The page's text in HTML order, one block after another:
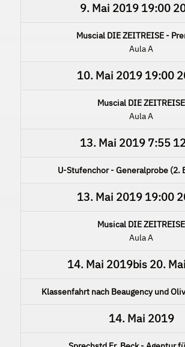
9. Mai 2019 19:00
Muscial DIE ZEITREISE -
Aula A
10. Mai 201919:00
Muscial DIE ZEITREISE
Aula A
13. Mai 2019 7:55
U-Stufenchor - Generalprobe (2.
13. Mai 201919:00
Musical DIE ZEITREISE
Aula A
14. Mai 2019bis 20.
Klassenfahrt nach Beaugency und
14. Mai 2019